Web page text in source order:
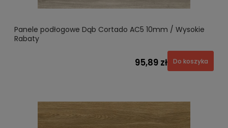
Panele podłogowe Dąb Cortado AC5 10mm / Wysokie
Rabaty
95,89 zł Do koszyka